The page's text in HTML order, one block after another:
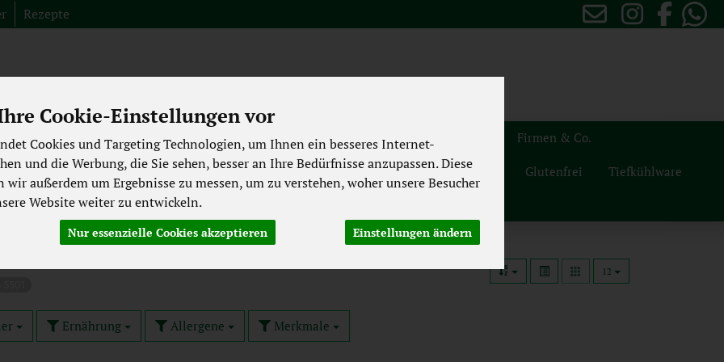
Cookie-Einstellungen vor
Cookies und Targeting Technologien, um Ihnen ein besseres Internet-
und die Werbung, die Sie sehen, besser an Ihre Bedürfnisse anzupassen. Diese
außerdem um Ergebnisse zu messen, um zu verstehen, woher unsere Besucher
Website weiter zu entwickeln.
Nur essenzielle Cookies akzeptieren Einstellungen ändern
Rezepte
Fleisch aus der Region Spezialitäten Abverkauf Biokisten Themenwelten Firmen & Co.
Backwaren Getränke Pflege & Kosmetik Naturdrogerie Vegan Glutenfrei Tiefkühlware
Laktosefrei Großgebinde
12
Ernährung Allergene Merkmale